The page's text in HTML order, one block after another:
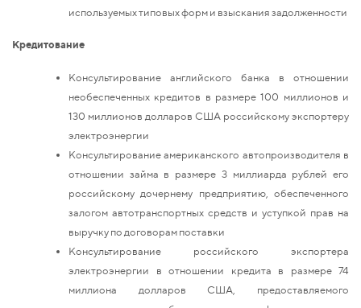
используемых типовых форм и взыскания задолженности
Кредитование
Консультирование английского банка в отношении
необеспеченных кредитов в размере 100 миллионов и
130 миллионов долларов США российскому экспортеру
электроэнергии
Консультирование американского автопроизводителя в
отношении займа в размере 3 миллиарда рублей его
российскому дочернему предприятию, обеспеченного
залогом автотранспортных средств и уступкой прав на
выручку по договорам поставки
Консультирование российского экспортера
электроэнергии в отношении кредита в размере 74
миллиона долларов США, предоставляемого